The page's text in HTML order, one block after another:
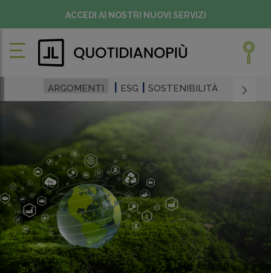
ACCEDI AI NOSTRI NUOVI SERVIZI
ARGOMENTI ESG SOSTENIBILITÀ